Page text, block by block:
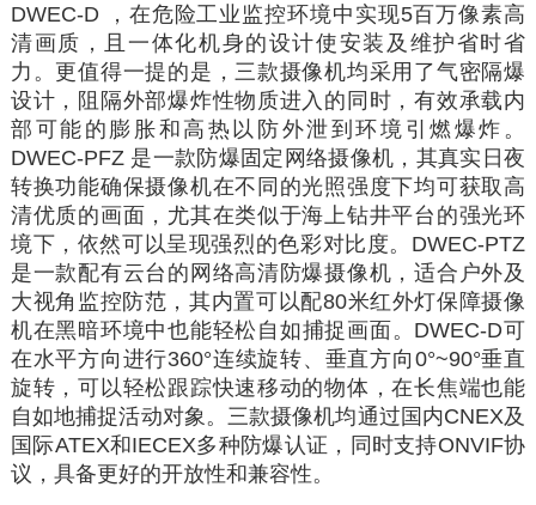
DWEC-D ，在危险工业监控环境中实现5百万像素高
清画质，且一体化机身的设计使安装及维护省时省
力。更值得一提的是，三款摄像机均采用了气密隔爆
设计，阻隔外部爆炸性物质进入的同时，有效承载内
部可能的膨胀和高热以防外泄到环境引燃爆炸。
DWEC-PFZ 是一款防爆固定网络摄像机，其真实日夜
转换功能确保摄像机在不同的光照强度下均可获取高
清优质的画面，尤其在类似于海上钻井平台的强光环
境下，依然可以呈现强烈的色彩对比度。DWEC-PTZ
是一款配有云台的网络高清防爆摄像机，适合户外及
大视角监控防范，其内置可以配80米红外灯保障摄像
机在黑暗环境中也能轻松自如捕捉画面。DWEC-D可
在水平方向进行360°连续旋转、垂直方向0°~90°垂直
旋转，可以轻松跟踪快速移动的物体，在长焦端也能
自如地捕捉活动对象。三款摄像机均通过国内CNEX及
国际ATEX和IECEX多种防爆认证，同时支持ONVIF协
议，具备更好的开放性和兼容性。